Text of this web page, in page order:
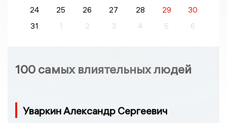
24
25 26 27 28 29
30
31
1 2 3 4 5 6
100 самых влиятельных людей
Уваркин Александр Сергеевич